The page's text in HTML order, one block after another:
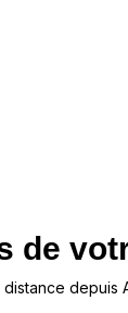
de
depuis